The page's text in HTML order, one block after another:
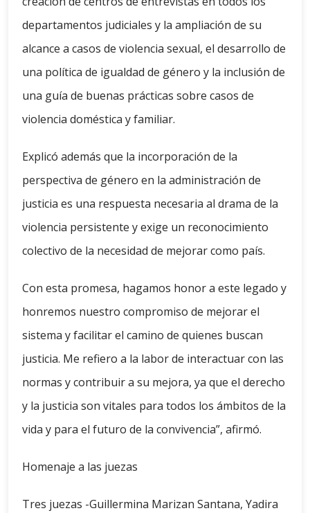
departamentos judiciales y la ampliación de su
alcance a casos de violencia sexual, el desarrollo de
una política de igualdad de género y la inclusión de
una guía de buenas prácticas sobre casos de
violencia doméstica y familiar.
Explicó además que la incorporación de la
perspectiva de género en la administración de
justicia es una respuesta necesaria al drama de la
violencia persistente y exige un reconocimiento
colectivo de la necesidad de mejorar como país.
Con esta promesa, hagamos honor a este legado y
honremos nuestro compromiso de mejorar el
sistema y facilitar el camino de quienes buscan
justicia. Me refiero a la labor de interactuar con las
normas y contribuir a su mejora, ya que el derecho
y la justicia son vitales para todos los ámbitos de la
vida y para el futuro de la convivencia”, afirmó.
Homenaje a las juezas
Tres juezas -Guillermina Marizan Santana, Yadira